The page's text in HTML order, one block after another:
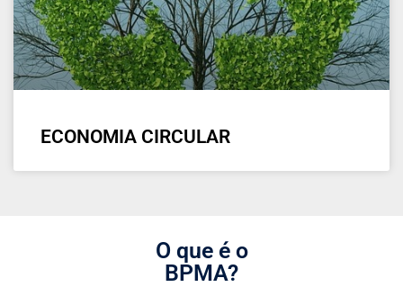
ECONOMIA CIRCULAR
O que é o
BPMA?